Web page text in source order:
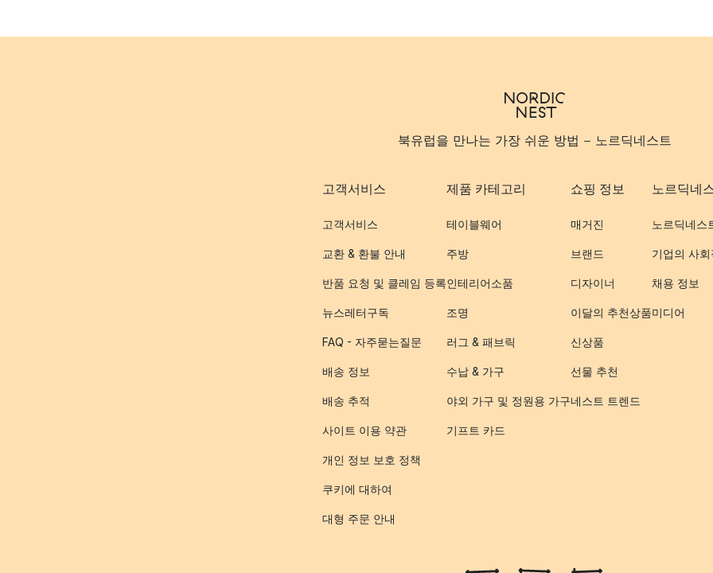
북유럽을 만나는 가장 쉬운 방법 - 노르딕네스트
고객서비스
고객서비스
교환 & 환불 안내
반품 요청 및 클레임 등록
뉴스레터구독
FAQ - 자주묻는질문
배송 정보
배송 추적
사이트 이용 약관
개인 정보 보호 정책
쿠키에 대하여
대형 주문 안내
제품 카테고리
테이블웨어
주방
인테리어소품
조명
러그 & 패브릭
수납 & 가구
야외 가구 및 정원용 가구
기프트 카드
쇼핑 정보
매거진
브랜드
디자이너
이달의 추천상품
신상품
선물 추천
네스트 트렌드
노르딕네
노르딕네스
기업의 사
채용 정보
미디어